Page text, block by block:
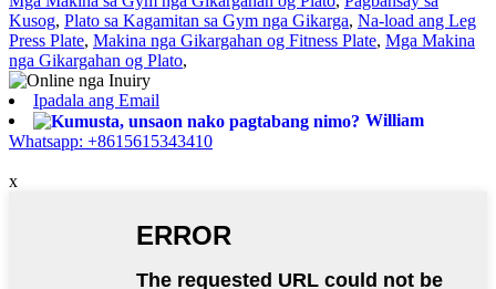
Kusog, Plato sa Kagamitan sa Gym nga Gikarga, Na-load ang Leg
Press Plate, Makina nga Gikargahan og Fitness Plate, Mga Makina
nga Gikargahan og Plato,
Ipadala ang Email
William
Whatsapp: +8615615343410
x